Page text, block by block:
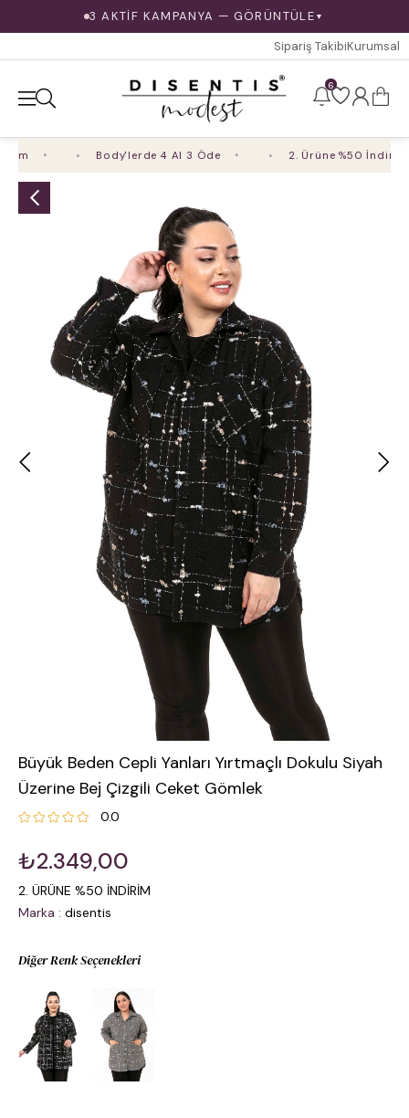
3 AKTİF KAMPANYA — GÖRÜNTÜLE ▼
Sipariş TakibiKurumsal
6
Body'lerde 4 Al 3 Öde 2. Ürüne %50 İndirim
Büyük Beden Cepli Yanları Yırtmaçlı Dokulu Siyah
Üzerine Bej Çizgili Ceket Gömlek
0.0
₺2.349,00
2. ÜRÜNE %50 İNDİRİM
Marka : disentis
Diğer Renk Seçenekleri